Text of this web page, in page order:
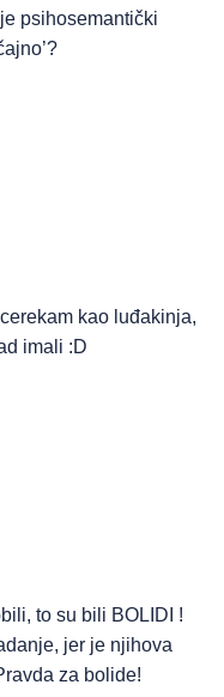
psihosemantički
kao luđakinja,
imali :D
to su bili BOLIDI !
jer je njihova
za bolide!